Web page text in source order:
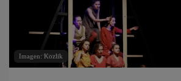
Imagen: Kozlik